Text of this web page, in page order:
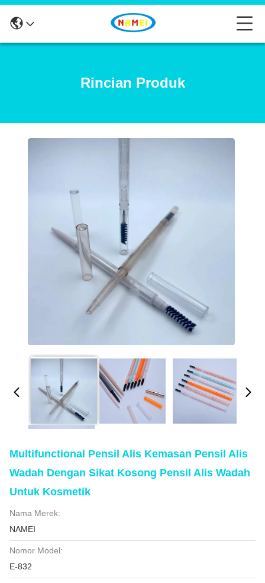
Rincian Produk
Multifunctional Pensil Alis Kemasan Pensil Alis
Wadah Dengan Sikat Kosong Pensil Alis Wadah
Untuk Kosmetik
Nama Merek:
NAMEI
Nomor Model:
E-832